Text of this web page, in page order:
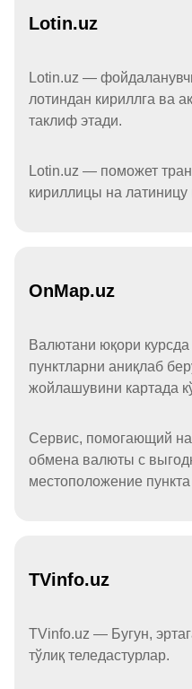
Lotin.uz
Lotin.uz —
лотиндан кириллга ва
таклиф этади.
Lotin.uz — поможет
кириллицы на латиницу
OnMap.uz
Валютани юқори
пунктларни аниқлаб
жойлашувини картада
Сервис, помогающий
обмена валюты с
местоположение
TVinfo.uz
TVinfo.uz — Бугун,
тўлиқ теледастурлар.